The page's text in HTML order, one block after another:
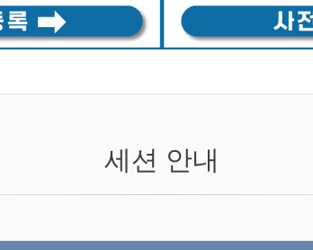
세션 안내